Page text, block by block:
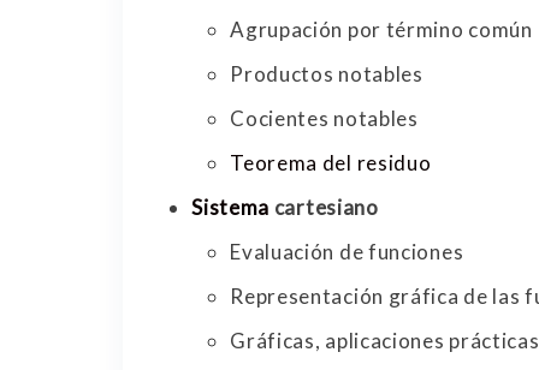
Agrupación por término común
Productos notables
Cocientes notables
Teorema del residuo
Sistema cartesiano
Evaluación de funciones
Representación gráfica de las
Gráficas, aplicaciones prácticas